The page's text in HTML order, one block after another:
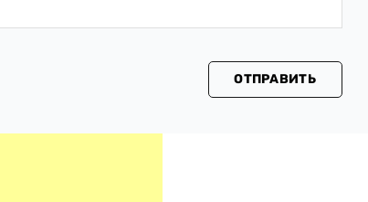
ОТПРАВИТЬ